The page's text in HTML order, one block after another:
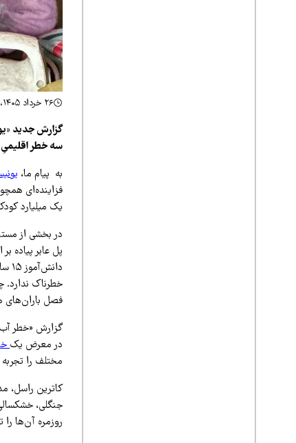
۲۶ خرداد ۱۴۰۵، ۱۶:۳۶
گزارش جدید
سه خطر
به پیام ما،
فزاینده‌ای
یک میلیارد
در بخشی از
پل عابر پیاده
خطرناک ندارد.
فصل باران‌های
گزارش «خطر آب
در معرض یک
مختلف را
کاترین راسل،
جنگلی،
روزمره آن‌ها